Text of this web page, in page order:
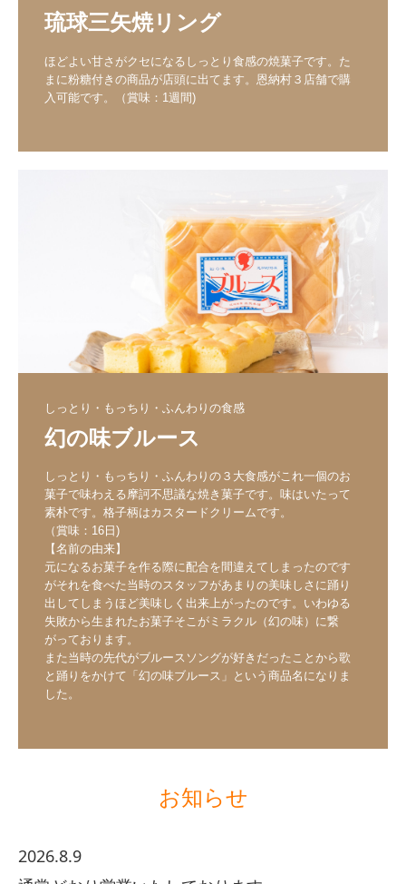
琉球三矢焼リング
ほどよい甘さがクセになるしっとり食感の焼菓子です。た
まに粉糖付きの商品が店頭に出てます。恩納村３店舗で購
入可能です。（賞味：1週間)
しっとり・もっちり・ふんわりの食感
幻の味ブルース
しっとり・もっちり・ふんわりの３大食感がこれ一個のお
菓子で味わえる摩訶不思議な焼き菓子です。味はいたって
素朴です。格子柄はカスタードクリームです。
（賞味：16日)
【名前の由来】
元になるお菓子を作る際に配合を間違えてしまったのです
がそれを食べた当時のスタッフがあまりの美味しさに踊り
出してしまうほど美味しく出来上がったのです。いわゆる
失敗から生まれたお菓子そこがミラクル（幻の味）に繋
がっております。
また当時の先代がブルースソングが好きだったことから歌
と踊りをかけて「幻の味ブルース」という商品名になりま
した。
お知らせ
2026.8.9